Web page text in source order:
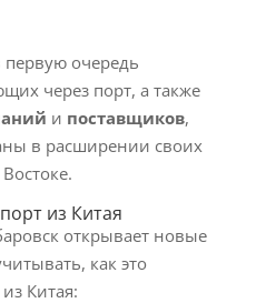
первую очередь
через порт, а также
и поставщиков,
в расширении своих
из Китая
открывает новые
как это
Китая: